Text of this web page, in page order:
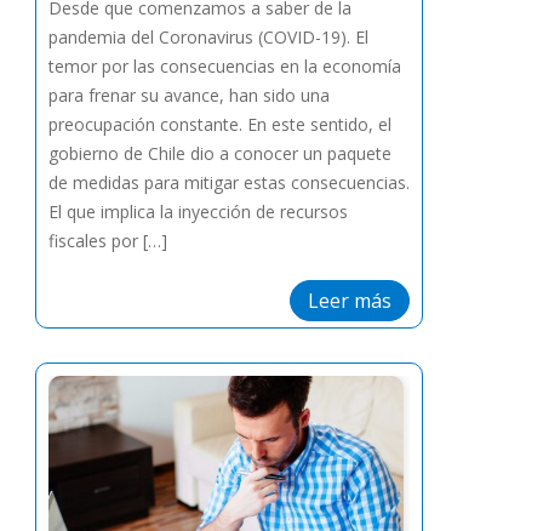
Desde que comenzamos a saber de la
pandemia del Coronavirus (COVID-19). El
temor por las consecuencias en la economía
para frenar su avance, han sido una
preocupación constante. En este sentido, el
gobierno de Chile dio a conocer un paquete
de medidas para mitigar estas consecuencias.
El que implica la inyección de recursos
fiscales por […]
Leer más